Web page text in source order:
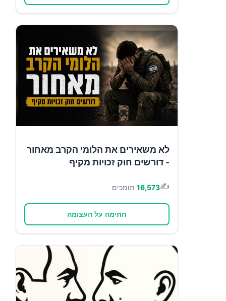
לא משאירים את הלומי הקרב מאחור
- דורשים חוק זכויות מקיף
✍️
16,573 תומכים
חתימה על העצומה